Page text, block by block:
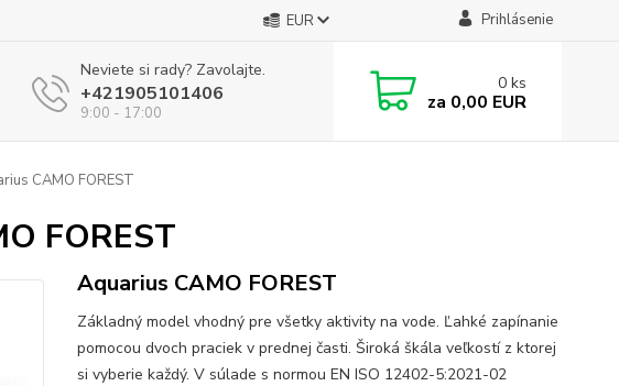
EUR Prihlásenie
Neviete si rady? Zavolajte.
+421905101406
9:00 - 17:00
0 ks
za 0,00 EUR
CAMO FOREST
FOREST
Aquarius CAMO FOREST
Základný model vhodný pre všetky aktivity na vode. Ľahké zapínanie
pomocou dvoch praciek v prednej časti. Široká škála veľkostí z ktorej
si vyberie každý. V súlade s normou EN ISO 12402-5:2021-02